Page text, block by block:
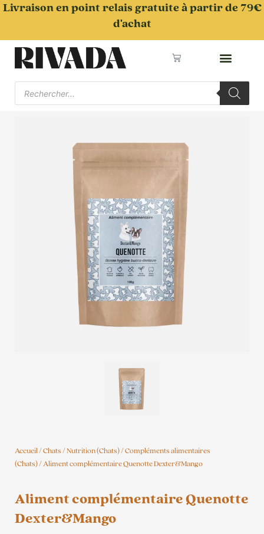
Aller
Livraison en point relais gratuite à partir de 79€
d'achat
Panier
Recherche
produits
Accueil/Chats/Nutrition (Chats)/Compléments alimentaires
(Chats)/ Aliment complémentaire Quenotte Dexter&Mango
Aliment complémentaire Quenotte
Dexter&Mango